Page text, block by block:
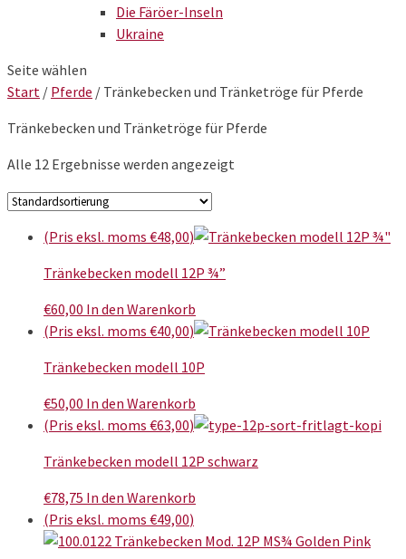
Die Färöer-Inseln
Ukraine
Seite wählen
Start / Pferde / Tränkebecken und Tränketröge für Pferde
Tränkebecken und Tränketröge für Pferde
Alle 12 Ergebnisse werden angezeigt
(Pris eksl. moms €48,00)
Tränkebecken modell 12P ¾”
€60,00 In den Warenkorb
(Pris eksl. moms €40,00)
Tränkebecken modell 10P
€50,00 In den Warenkorb
(Pris eksl. moms €63,00)
Tränkebecken modell 12P schwarz
€78,75 In den Warenkorb
(Pris eksl. moms €49,00)